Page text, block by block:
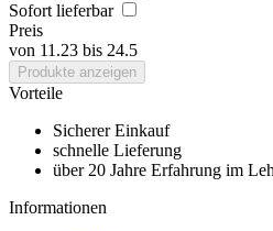
Sofort lieferbar
Preis
von 11.23 bis 24.5
Produkte anzeigen
Vorteile
Sicherer Einkauf
schnelle Lieferung
über 20 Jahre Erfahrung im
Informationen